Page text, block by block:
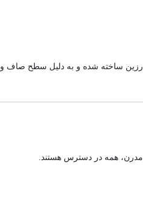
رزین ساخته شده و به دلیل سطح صاف و
همه در دسترس هستند.